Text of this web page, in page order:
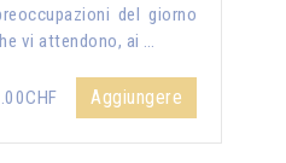
del giorno
vi attendono, ai …
Aggiungere